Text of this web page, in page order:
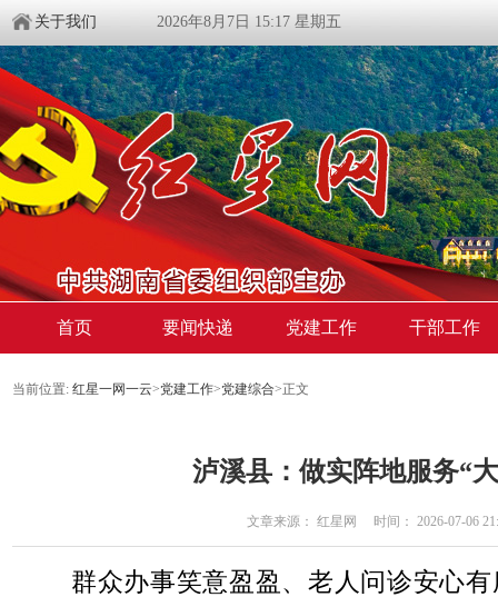
关于我们 2026年8月7日 15:17 星期五
首页 要闻快递 党建工作 干部工作
当前位置: 红星一网一云>党建工作>党建综合>正文
泸溪县：做实阵地服务“
文章来源： 红星网 时间： 2026-07-06
群众办事笑意盈盈、老人问诊安心